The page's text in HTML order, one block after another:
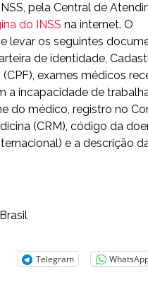
pela Central de
do INSS na internet. O
levar os seguintes
de identidade,
(CPF), exames médicos
a incapacidade de
do médico, registro no
(CRM), código da
e a descrição
Telegram